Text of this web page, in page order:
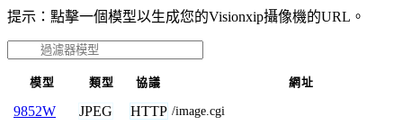
提示：點擊一個模型以生成您的Visionxip攝像機的URL。
模型 類型 協議 網址
9852W JPEG HTTP /image.cgi